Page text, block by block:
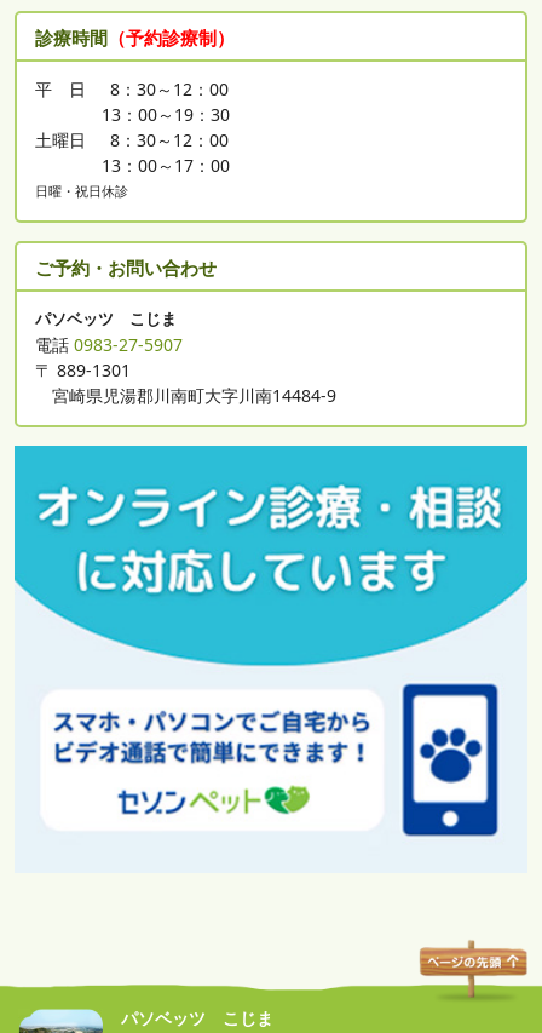
診療時間 （予約診療制）
平 日
8：30～12：00
13：00～19：30
土曜日
8：30～12：00
13：00～17：00
日曜・祝日休診
ご予約・お問い合わせ
パソベッツ こじま
電話 0983-27-5907
〒 889-1301
宮崎県児湯郡川南町大字川南14484-9
パソベッツ こじま